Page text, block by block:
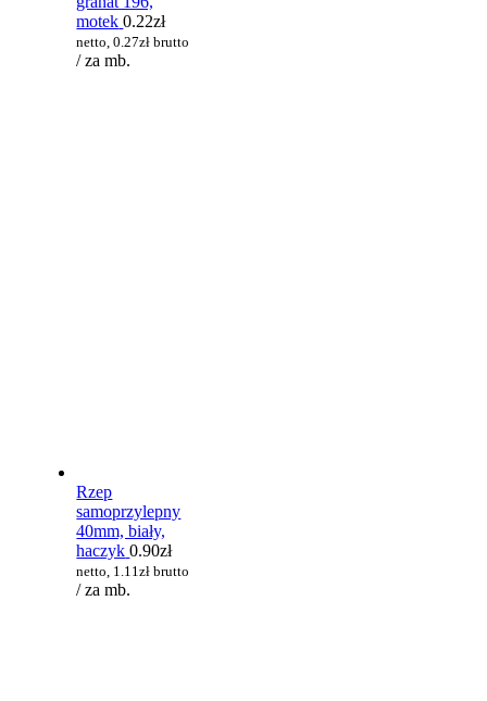
motek 0.22zł
netto,0.27zł brutto
/ za mb.
Rzep
samoprzylepny
40mm, biały,
haczyk 0.90zł
netto, 1.11zł brutto
/ za mb.